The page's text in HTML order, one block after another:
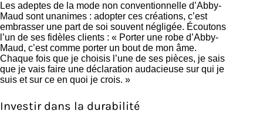
Les adeptes de la mode non conventionnelle d’Abby-
Maud sont unanimes : adopter ces créations, c’est
embrasser une part de soi souvent négligée. Écoutons
l’un de ses fidèles clients : « Porter une robe d’Abby-
Maud, c’est comme porter un bout de mon âme.
Chaque fois que je choisis l’une de ses pièces, je sais
que je vais faire une déclaration audacieuse sur qui je
suis et sur ce en quoi je crois. »
Investir dans la durabilité